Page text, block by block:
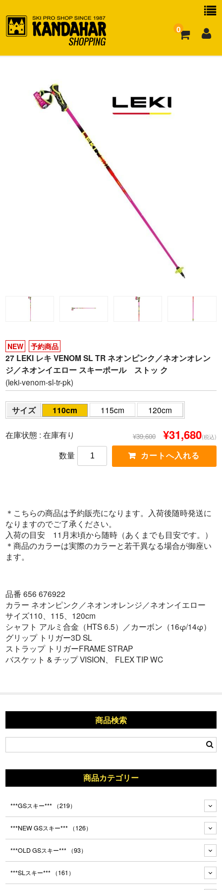
0
よくある質問
NEW 予約商品
27 LEKI レキ VENOM SL TR ネオンピンク／ネオンオレン
ジ／ネオンイエロー スキーポール ストッ ク
(leki-venom-sl-tr-pk)
サイズ 110cm 115cm 120cm
在庫状態 :在庫有り ¥39,600 ¥31,680(税込)
数量
＊こちらの商品は予約販売になります。入荷後随時発送に
なりますのでご了承ください。
入荷の目安 11月末頃から随時（あくまでも目安です。）
＊商品のカラーは実際のカラーと若干異なる場合が御座い
ます。
品番 656 676922
カラー ネオンピンク／ネオンオレンジ／ネオンイエロー
サイズ110、115、120cm
シャフト アルミ合金（HTS 6.5）／カーボン（16φ/14φ）
グリップ トリガー3D SL
ストラップ トリガーFRAME STRAP
バスケット & チップ VISION、 FLEX TIP WC
商品検索
商品カテゴリー
***GSスキー*** （219）
***NEW GSスキー*** （126）
***OLD GSスキー*** （93）
***SLスキー*** （161）